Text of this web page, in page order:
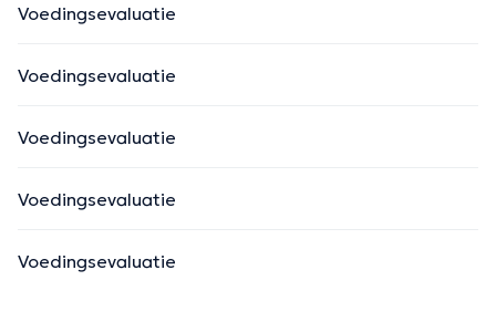
Voedingsevaluatie
Voedingsevaluatie
Voedingsevaluatie
Voedingsevaluatie
Voedingsevaluatie